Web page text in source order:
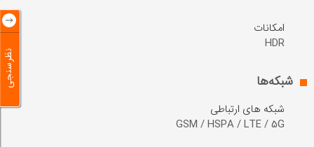
امکانات
HDR
شبکه‌ها
شبکه های ارتباطی
GSM / HSPA / LTE / 5G
نظرسنجی